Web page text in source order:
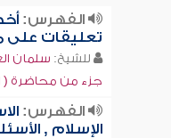
الفهرس:
تعليقات على
للشيخ: سلمان
جزء من محاضرة (
الفهرس:
الإسلام ,